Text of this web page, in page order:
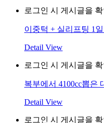
로그인 시 게시글을
이중턱 + 실리프팅 1
Detail View
로그인 시 게시글을
복부에서 4100cc뽑은
Detail View
로그인 시 게시글을